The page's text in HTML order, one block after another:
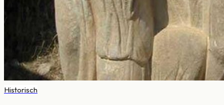
Historisch